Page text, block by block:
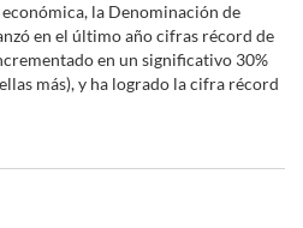
la Denominación de
en el último año cifras récord de
en un significativo 30%
más), y ha logrado la cifra récord